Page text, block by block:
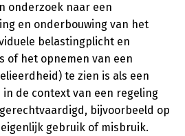
onderzoek naar een
en onderbouwing van het
belastingplicht en
of het opnemen van een
te zien is als een
de context van een regeling
bijvoorbeeld op
gebruik of misbruik.